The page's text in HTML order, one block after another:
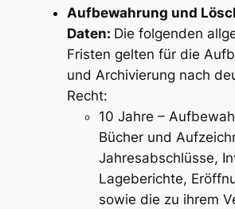
Aufbewahrung und
Daten: Die folgenden
Fristen gelten für die
und Archivierung nach
Recht:
10 Jahre –
Bücher und
Jahresabschlüsse,
Lageberichte,
sowie die zu ihrem